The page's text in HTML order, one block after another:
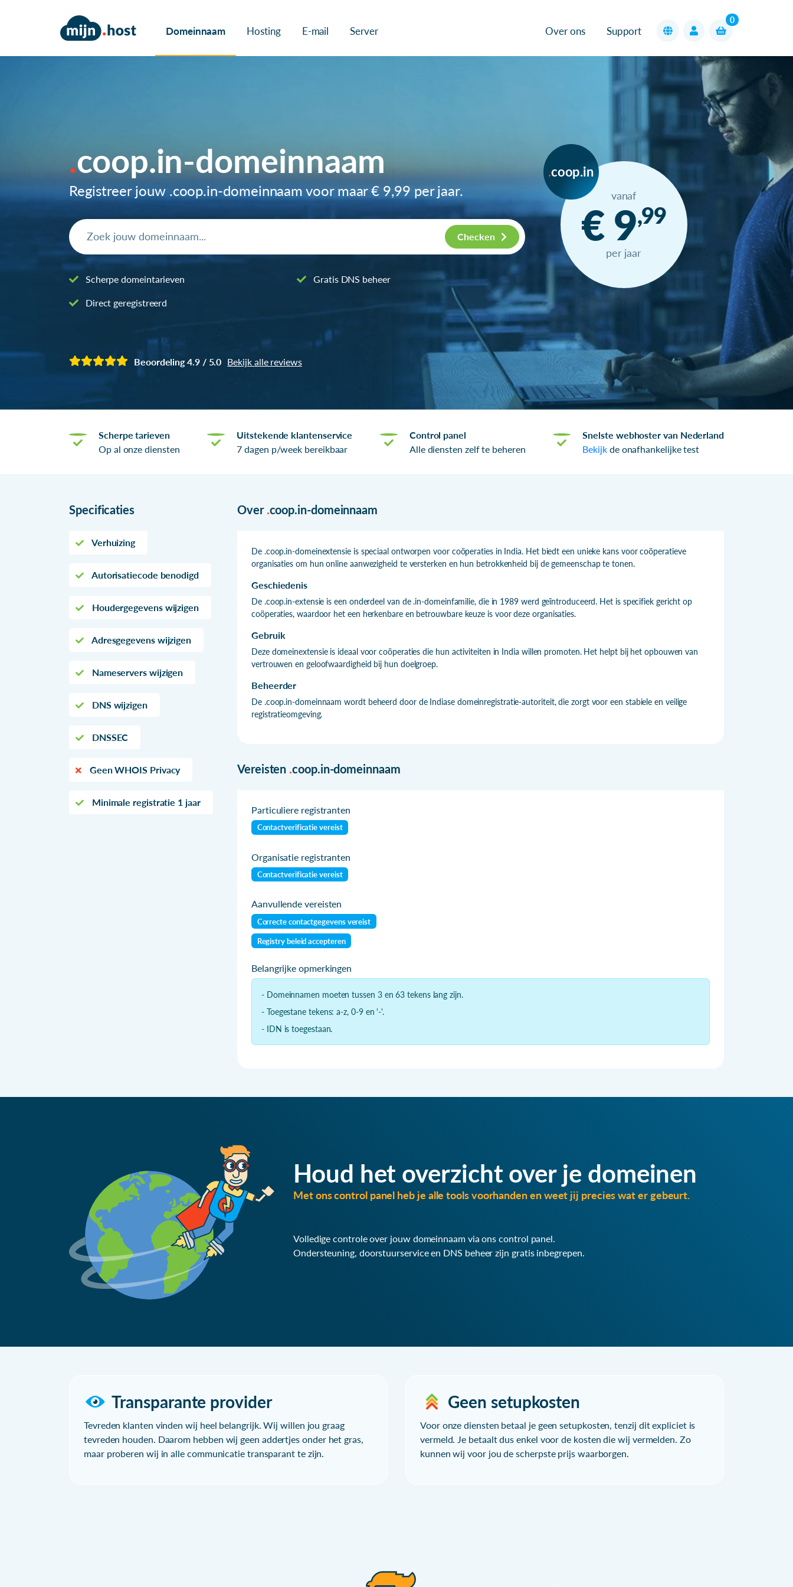
Domeinnaam Hosting E-mail Server Over ons Support
0
coop.in-domeinnaam
Registreer jouw .coop.in-domeinnaam voor maar€ 9,99 per jaar.
Checken
Scherpe domeintarieven
Direct geregistreerd
Gratis DNS beheer
coop.in
vanaf
€ 9,99
per jaar
Beoordeling 4.9 / 5.0 Bekijk alle reviews
Scherpe tarieven
Op al onze diensten
Uitstekende klantenservice
7 dagen p/week bereikbaar
Control panel
Alle diensten zelf te beheren
Snelste webhoster van Nederland
Bekijkde onafhankelijke test
Specificaties
Verhuizing
Autorisatiecode benodigd
Houdergegevens wijzigen
Adresgegevens wijzigen
Nameservers wijzigen
DNS wijzigen
DNSSEC
Geen WHOIS Privacy
Minimale registratie 1 jaar
Over .coop.in-domeinnaam
De .coop.in-domeinextensie is speciaal ontworpen voor coöperaties in India. Het biedt een unieke kans voor coöperatieve
organisaties om hun online aanwezigheid te versterken en hun betrokkenheid bij de gemeenschap te tonen.
Geschiedenis
De .coop.in-extensie is een onderdeel van de .in-domeinfamilie, die in 1989 werd geïntroduceerd. Het is specifiek gericht op
coöperaties, waardoor het een herkenbare en betrouwbare keuze is voor deze organisaties.
Gebruik
Deze domeinextensie is ideaal voor coöperaties die hun activiteiten in India willen promoten. Het helpt bij het opbouwen van
vertrouwen en geloofwaardigheid bij hun doelgroep.
Beheerder
De .coop.in-domeinnaam wordt beheerd door de Indiase domeinregistratie-autoriteit, die zorgt voor een stabiele en veilige
registratieomgeving.
Vereisten .coop.in-domeinnaam
Particuliere registranten
Contactverificatie vereist
Organisatie registranten
Contactverificatie vereist
Aanvullende vereisten
Correcte contactgegevens vereist
Registry beleid accepteren
Belangrijke opmerkingen
- Domeinnamen moeten tussen 3 en 63 tekens lang zijn.
- Toegestane tekens: a-z, 0-9 en '-'.
- IDN is toegestaan.
Houd het overzicht over je domeinen
Met ons control panel heb je alle tools voorhanden en weet jij precies wat er gebeurt.
Volledige controle over jouw domeinnaam via ons control panel.
Ondersteuning, doorstuurservice en DNS beheer zijn gratis inbegrepen.
Transparante provider
Tevreden klanten vinden wij heel belangrijk. Wij willen jou graag
tevreden houden. Daarom hebben wij geen addertjes onder het gras,
maar proberen wij in alle communicatie transparant te zijn.
Geen setupkosten
Voor onze diensten betaal je geen setupkosten, tenzij dit expliciet is
vermeld. Je betaalt dus enkel voor de kosten die wij vermelden. Zo
kunnen wij voor jou de scherpste prijs waarborgen.